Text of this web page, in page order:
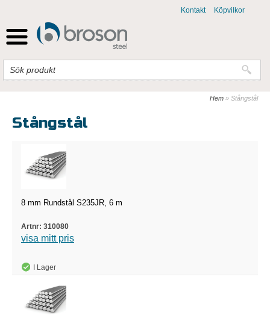
Kontakt Köpvilkor
Hem » Stångstål
Stångstål
8 mm Rundstål S235JR, 6 m
310080
visa mitt pris
I Lager